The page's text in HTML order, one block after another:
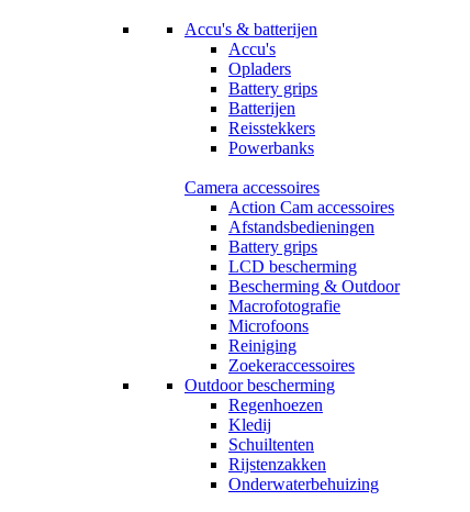
Accu's & batterijen
Accu's
Opladers
Battery grips
Batterijen
Reisstekkers
Powerbanks
Camera accessoires
Action Cam accessoires
Afstandsbedieningen
Battery grips
LCD bescherming
Bescherming & Outdoor
Macrofotografie
Microfoons
Reiniging
Zoekeraccessoires
Outdoor bescherming
Regenhoezen
Kledij
Schuiltenten
Rijstenzakken
Onderwaterbehuizing